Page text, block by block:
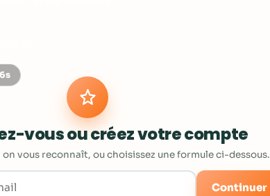
vous ou créez votre compte
vous reconnaît, ou choisissez une formule ci-dessous.
Continuer